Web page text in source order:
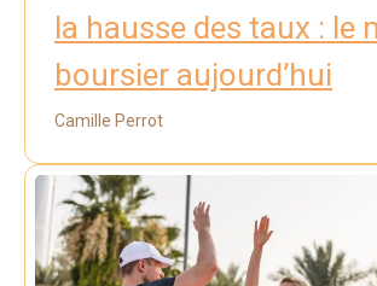
la hausse des taux : le
boursier aujourd’hui
Camille Perrot